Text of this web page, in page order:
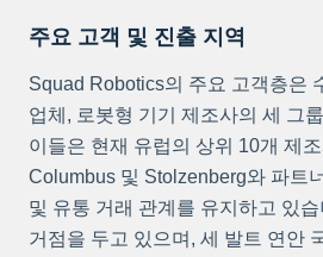
주요 고객 및 진출 지역
Squad Robotics의 주요 고객층은
업체, 로봇형 기기 제조사의 세 그
이들은 현재 유럽의 상위 10개 제
Columbus 및 Stolzenberg와 파트
및 유통 거래 관계를 유지하고 있습
거점을 두고 있으며, 세 발트 연안